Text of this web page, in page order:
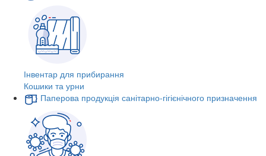
Інвентар для прибирання
Кошики та урни
Паперова продукція санітарно-гігієнічного призначення